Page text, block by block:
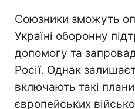
Союзники зможуть
Україні оборонну
допомогу та
Росії. Однак
включають такі
європейських